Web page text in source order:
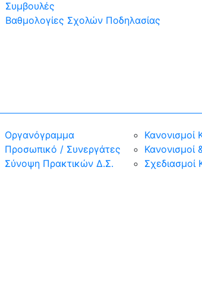
Συμβουλές
Βαθμολογίες Σχολών Ποδηλασίας
Οργανόγραμμα
Προσωπικό / Συνεργάτες
Σύνοψη Πρακτικών Δ.Σ.
Κανονισμοί
Κανονισμοί